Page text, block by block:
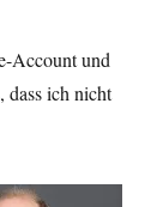
Account und
dass ich nicht